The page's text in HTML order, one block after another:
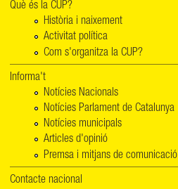
Què és la CUP?
Història i naixement
Activitat política
Com s'organitza la CUP?
Informa't
Notícies Nacionals
Notícies Parlament de Catalunya
Notícies municipals
Articles d'opinió
Premsa i mitjans de comunicació
Contacte nacional